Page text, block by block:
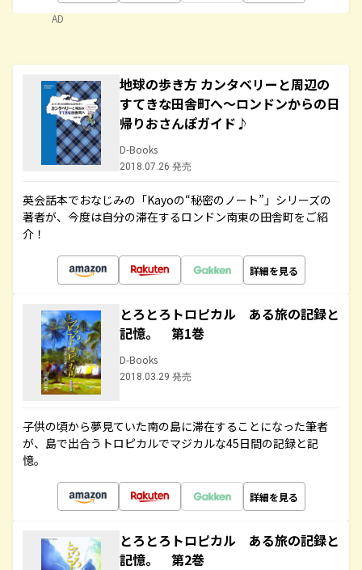
AD
地球の歩き方 カンタベリーと周辺の
すてきな田舎町へ～ロンドンからの日
帰りおさんぽガイド♪
D-Books
2018.07.26 発売
英会話本でおなじみの「Kayoの“秘密のノート”」シリーズの
著者が、今度は自分の滞在するロンドン南東の田舎町をご紹
介！
詳細を見る
とろとろトロピカル ある旅の記録と
記憶。 第1巻
D-Books
2018.03.29 発売
子供の頃から夢見ていた南の島に滞在することになった筆者
が、島で出合うトロピカルでマジカルな45日間の記録と記
憶。
詳細を見る
とろとろトロピカル ある旅の記録と
記憶。 第2巻